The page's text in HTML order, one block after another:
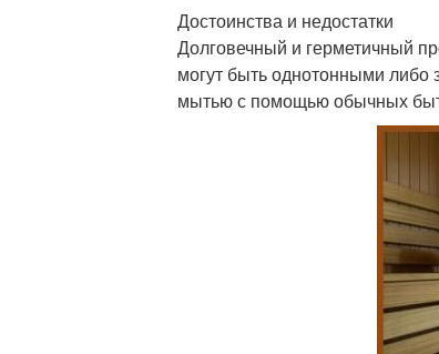
Достоинства и недостатки
Долговечный и герметичный
могут быть однотонными либо
мытью с помощью обычных